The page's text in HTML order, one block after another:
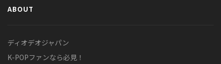
ABOUT
ディオデオジャパン
K-POPファンなら必見！